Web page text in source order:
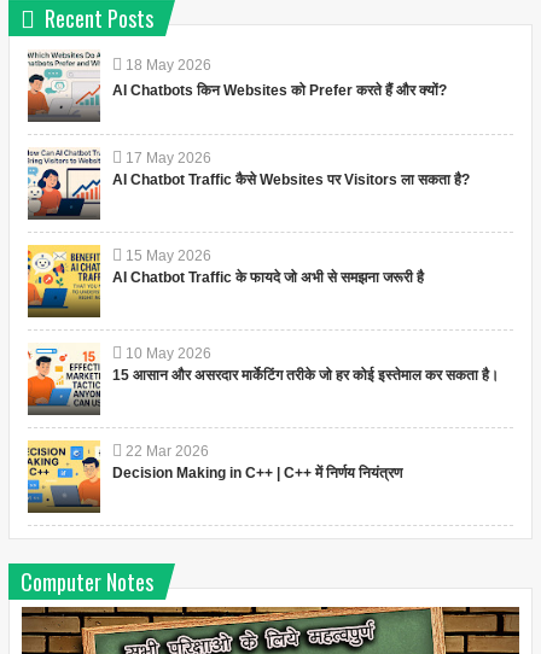
Recent Posts
18 May 2026
AI Chatbots किन Websites को Prefer करते हैं और क्यों?
17 May 2026
AI Chatbot Traffic कैसे Websites पर Visitors ला सकता है?
15 May 2026
AI Chatbot Traffic के फायदे जो अभी से समझना जरूरी है
10 May 2026
15 आसान और असरदार मार्केटिंग तरीके जो हर कोई इस्तेमाल कर सकता है।
22 Mar 2026
Decision Making in C++ | C++ में निर्णय नियंत्रण
Computer Notes